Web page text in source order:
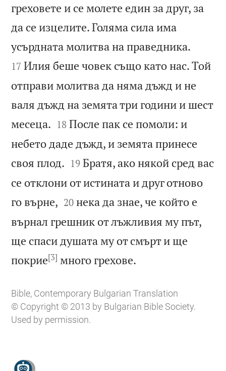
греховете и се молете един за друг, за
да се изцелите. Голяма сила има
усърдната молитва на праведника.
17 Илия беше човек също като нас. Той
отправи молитва да няма дъжд и не
валя дъжд на земята три години и шест
месеца. 

18 После пак се помоли: и
небето даде дъжд, и земята принесе
своя плод. 

19 Братя, ако някой сред вас
се отклони от истината и друг отново
го върне, 

20 нека да знае, че който е
върнал грешник от лъжливия му път,
ще спаси душата му от смърт и ще
покрие[3] много грехове.
Bible, Contemporary Bulgarian Translation
© Copyright © 2013 by Bulgarian Bible Society.
Used by permission.